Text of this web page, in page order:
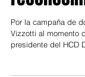
10 nov 2021
Tigre